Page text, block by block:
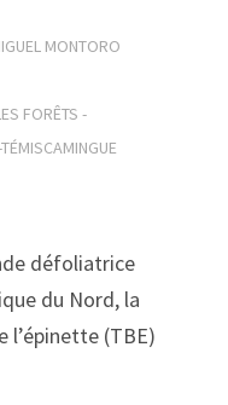
MONTORO
FORÊTS -
défoliatrice
du Nord, la
l’épinette (TBE)